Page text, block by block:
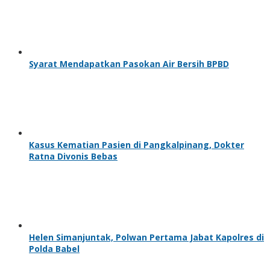
Syarat Mendapatkan Pasokan Air Bersih BPBD
Kasus Kematian Pasien di Pangkalpinang, Dokter
Ratna Divonis Bebas
Helen Simanjuntak, Polwan Pertama Jabat Kapolres di
Polda Babel